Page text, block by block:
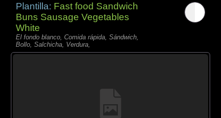
Plantilla: Fast food Sandwich
Buns Sausage Vegetables
White
El fondo blanco, Comida rápida, Sándwich,
Bollo, Salchicha, Verdura,